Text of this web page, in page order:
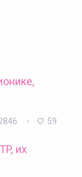
59
их